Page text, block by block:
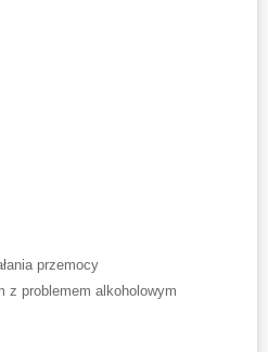
przemocy
z problemem alkoholowym